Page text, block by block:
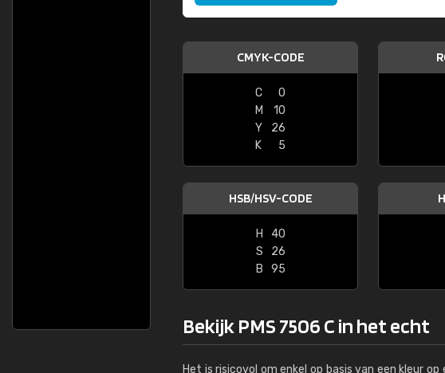
CMYK-CODE
C
0
M
10
Y
26
K
5
HSB/HSV-CODE
H
40
S
26
B
95
Bekijk PMS 7506 C in het echt
Het is risicovol om enkel op basis van een kleur